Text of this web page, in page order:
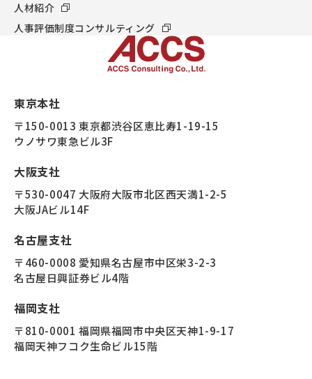
人材紹介
人事評価制度コンサルティング
東京本社
〒150-0013 東京都渋谷区恵比寿1-19-15
ウノサワ東急ビル3F
大阪支社
〒530-0047 大阪府大阪市北区西天満1-2-5
大阪JAビル14F
名古屋支社
〒460-0008 愛知県名古屋市中区栄3-2-3
名古屋日興証券ビル4階
福岡支社
〒810-0001 福岡県福岡市中央区天神1-9-17
福岡天神フコク生命ビル15階